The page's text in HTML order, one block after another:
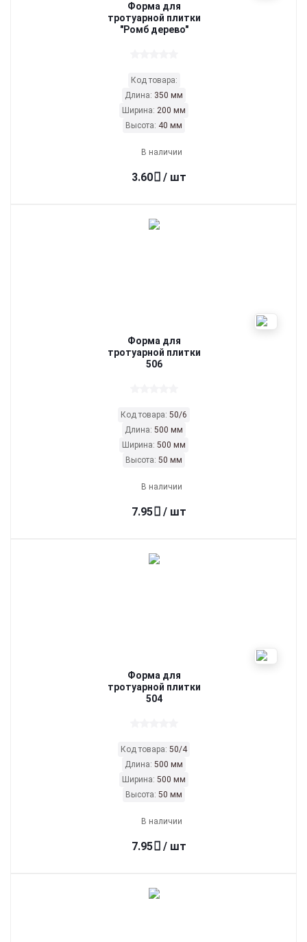
Форма для
тротуарной плитки
"Ромб дерево"
Код товара:
Длина: 350 мм
Ширина: 200 мм
Высота: 40 мм
В наличии
3.60 / шт
Форма для
тротуарной плитки
506
Код товара: 50/6
Длина: 500 мм
Ширина: 500 мм
Высота: 50 мм
В наличии
7.95 / шт
Форма для
тротуарной плитки
504
Код товара: 50/4
Длина: 500 мм
Ширина: 500 мм
Высота: 50 мм
В наличии
7.95 / шт